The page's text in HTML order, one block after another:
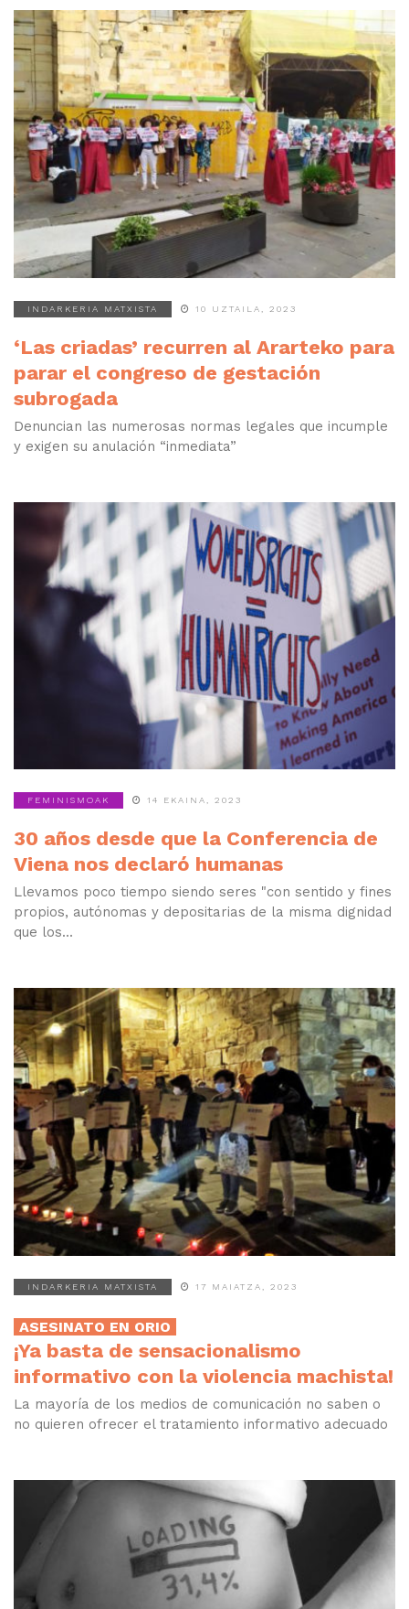
INDARKERIA MATXISTA 10 UZTAILA, 2023
‘Las criadas’ recurren al Ararteko para
parar el congreso de gestación
subrogada
Denuncian las numerosas normas legales que incumple
y exigen su anulación “inmediata”
FEMINISMOAK 14 EKAINA, 2023
30 años desde que la Conferencia de
Viena nos declaró humanas
Llevamos poco tiempo siendo seres "con sentido y fines
propios, autónomas y depositarias de la misma dignidad
que los...
INDARKERIA MATXISTA 17 MAIATZA, 2023
ASESINATO EN ORIO
¡Ya basta de sensacionalismo
informativo con la violencia machista!
La mayoría de los medios de comunicación no saben o
no quieren ofrecer el tratamiento informativo adecuado